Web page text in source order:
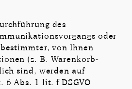
des
oder
von Ihnen
(z. B. Waren­korb­
sind, werden auf
6 Abs. 1 lit. f DSGVO